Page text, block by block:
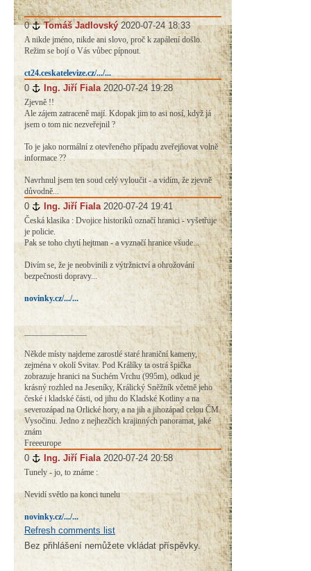
0 # Tomáš Jadlovský 2020-07-24 18:33
A nikde jméno, nikde ani slovo, proč k zapálení došlo.
Režim se bojí o Vás vůbec pípnout.
ct24.ceskatelevize.cz/.../...
0 # Ing. Jiří Fiala 2020-07-24 19:28
Zjevně !!
Ale zájem zatraceně mají. Kdopak jim to asi nosí, když já
jsem o tom nic nezveřejnil ?
To je jako normální z otevřeného případu zveřejňovat volně
informace ??
Navrhnul jsem ten soud celý vyloučit - a vidím, že zjevně
důvodně...
0 # Ing. Jiří Fiala 2020-07-24 19:41
Česká klasika : Dvojice historiků označí hranici - vyšetřuje
je policie.
Pak se toho chytí hejtman - a vyznačí hranice všude...
Divím se, že je neobvinili z výtržnictví a ohrožování
bezpečnosti dopravy...
novinky.cz/.../...
_______________
Někde místy najdeme zarostlé staré hraniční kameny,
zejména v okolí Svitav. Pod Králíky ta ostrá špička
zobrazuje hranici na Suchém Vrchu (995m), odkud je
krásný rozhled na Jeseníky, Králický Sněžník včetně jeho
české i kladské části, od jihu do Kladské Kotliny a na
severozápad na Orlické hory, a na jih a jihozápad celou ČM
Vysočinu. Jedno z nejhezčích krajinných panoramat, jaké
znám
Freeeurope
0 # Ing. Jiří Fiala 2020-07-24 20:58
Tunely - jo, to známe :
Nevidí světlo na konci tunelu
novinky.cz/.../...
Refresh comments list
Bez přihlášení nemůžete vkládat příspěvky.